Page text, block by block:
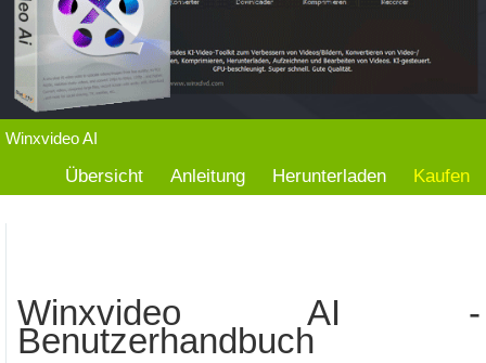
Winxvideo AI
Übersicht Anleitung Herunterladen Kaufen
Winxvideo AI -
Benutzerhandbuch